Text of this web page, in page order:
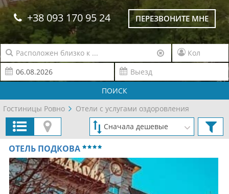
+38 093 170 95 24 ПЕРЕЗВОНИТЕ МНЕ
ПОИСК
Гостиницы Ровно
Отели с услугами оздоровления
ОТЕЛЬ ПОДКОВА